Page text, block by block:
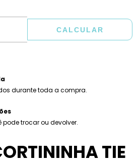
CALCULAR
durante toda a compra.
pode trocar ou devolver.
TIE